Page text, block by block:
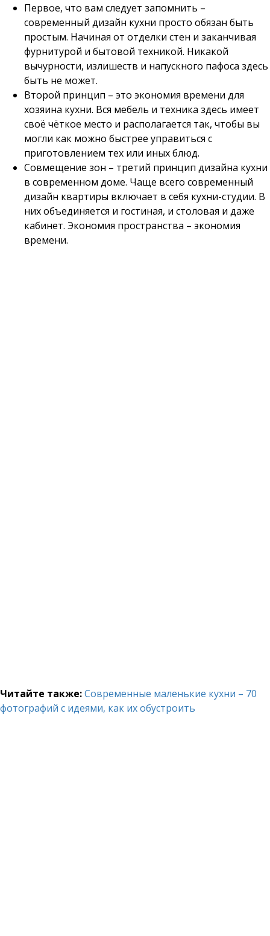
Первое, что вам следует запомнить –
современный дизайн кухни просто обязан быть
простым. Начиная от отделки стен и заканчивая
фурнитурой и бытовой техникой. Никакой
вычурности, излишеств и напускного пафоса здесь
быть не может.
Второй принцип – это экономия времени для
хозяина кухни. Вся мебель и техника здесь имеет
своё чёткое место и располагается так, чтобы вы
могли как можно быстрее управиться с
приготовлением тех или иных блюд.
Совмещение зон – третий принцип дизайна кухни
в современном доме. Чаще всего современный
дизайн квартиры включает в себя кухни-студии. В
них объединяется и гостиная, и столовая и даже
кабинет. Экономия пространства – экономия
времени.
Читайте также:Современные маленькие кухни – 70
фотографий с идеями, как их обустроить